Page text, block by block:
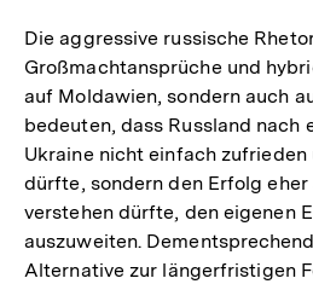
Die aggressive russische
Großmachtansprüche und
auf Moldawien, sondern auch
bedeuten, dass Russland nach
Ukraine nicht einfach
dürfte, sondern den Erfolg
verstehen dürfte, den eigenen
auszuweiten.
Alternative zur längerfristigen